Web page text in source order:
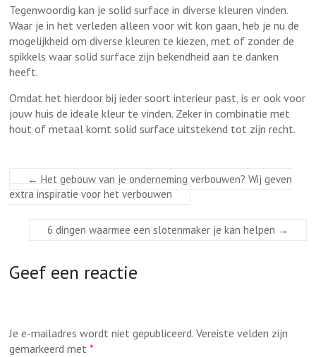
Tegenwoordig kan je solid surface in diverse kleuren vinden.
Waar je in het verleden alleen voor wit kon gaan, heb je nu de
mogelijkheid om diverse kleuren te kiezen, met of zonder de
spikkels waar solid surface zijn bekendheid aan te danken
heeft.
Omdat het hierdoor bij ieder soort interieur past, is er ook voor
jouw huis de ideale kleur te vinden. Zeker in combinatie met
hout of metaal komt solid surface uitstekend tot zijn recht.
← Het gebouw van je onderneming verbouwen? Wij geven
extra inspiratie voor het verbouwen
6 dingen waarmee een slotenmaker je kan helpen →
Geef een reactie
Je e-mailadres wordt niet gepubliceerd. Vereiste velden zijn
gemarkeerd met*